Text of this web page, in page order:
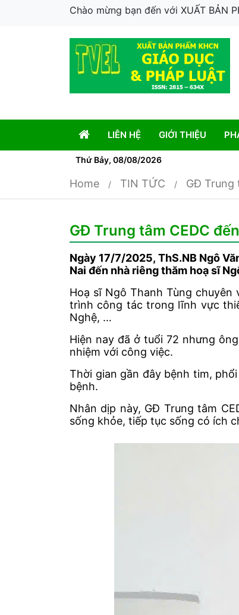
Chào mừng bạn đến với XUẤT BẢN
LIÊN HỆ GIỚI THIỆU
Thứ Bảy, 08/08/2026
Home TIN TỨC GĐ Trung
GĐ Trung tâm CEDC
Ngày 17/7/2025, ThS.NB Ngô
Nai đến nhà riêng thăm hoạ sĩ
Hoạ sĩ Ngô Thanh Tùng
trình công tác trong lĩnh vực
Nghệ, …
Hiện nay đã ở tuổi 72 nhưng
nhiệm với công việc.
Thời gian gần đây bệnh tim,
bệnh.
Nhân dịp này, GĐ Trung tâm
sống khỏe, tiếp tục sống có ích